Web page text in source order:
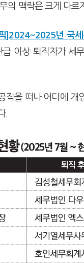
면 늦다"…가업승계 성패,
의 맥락은 크게 다르
]2024~2025년 국
이상 퇴직자가 세
직을 떠나 어디에 개
.